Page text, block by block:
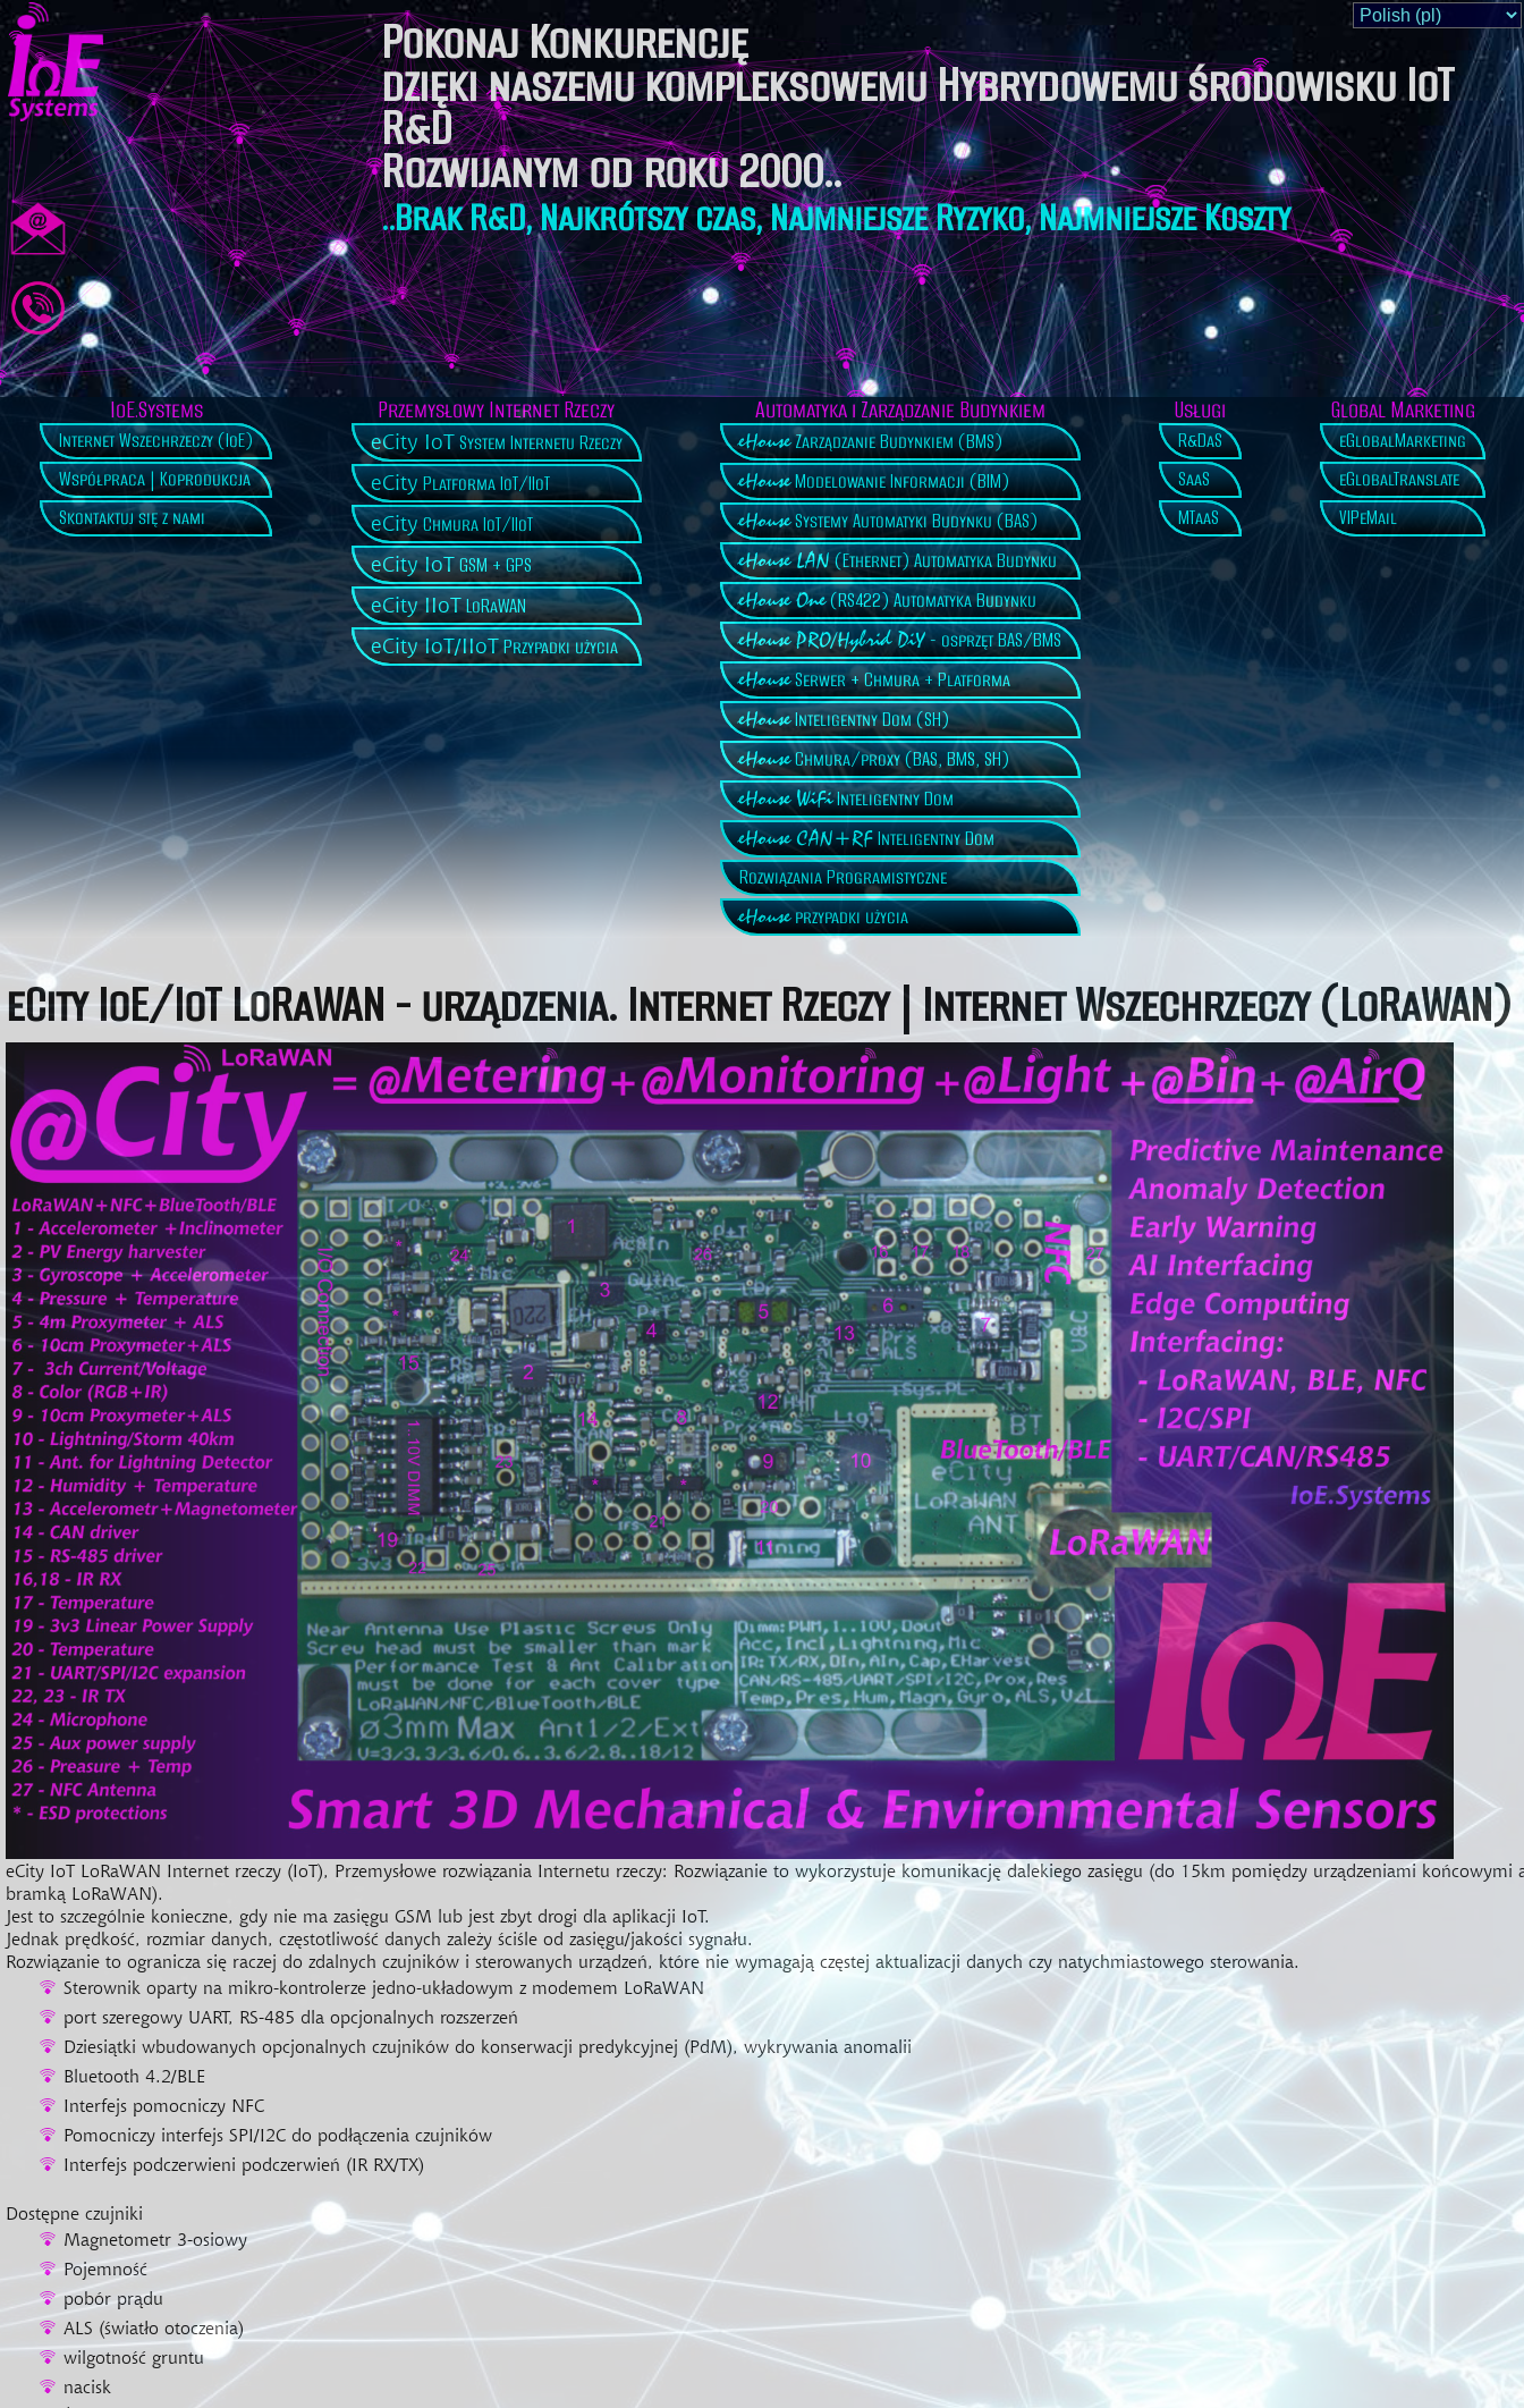
Pokonaj Konkurencję
dzięki naszemu kompleksowemu Hybrydowemu środowisku IoT
R&D
Rozwijanym od roku 2000..
..Brak R&D, Najkrótszy czas, Najmniejsze Ryzyko, Najmniejsze Koszty
IoE.Systems
Internet Wszechrzeczy (IoE)
Współpraca | Koprodukcja
Skontaktuj się z nami
Przemysłowy Internet Rzeczy
eCity IoTSystem Internetu Rzeczy
eCityPlatforma IoT/IIoT
eCityChmura IoT/IIoT
eCity IoTGSM + GPS
eCity IIoTLoRaWAN
eCity IoT/IIoTPrzypadki użycia
Automatyka i Zarządzanie Budynkiem
eHouseZarządzanie Budynkiem (BMS)
eHouseModelowanie Informacji (BIM)
eHouseSystemy Automatyki Budynku (BAS)
eHouse LAN(Ethernet) Automatyka Budynku
eHouse One(RS422) Automatyka Budynku
eHouse PRO/Hybrid DiY- osprzęt BAS/BMS
eHouseSerwer + Chmura + Platforma
eHouseInteligentny Dom (SH)
eHouseChmura/proxy (BAS, BMS, SH)
eHouse WiFiInteligentny Dom
eHouse CAN+RFInteligentny Dom
Rozwiązania Programistyczne
eHouseprzypadki użycia
Usługi
R&DaS
SaaS
MTaaS
Global Marketing
eGlobalMarketing
eGlobalTranslate
VIPeMail
eCity IoE/IoT LoRaWAN - urządzenia. Internet Rzeczy | Internet Wszechrzeczy (LoRaWAN)
eCity IoT LoRaWAN Internet rzeczy (IoT), Przemysłowe rozwiązania Internetu rzeczy: Rozwiązanie to wykorzystuje komunikację dalekiego zasięgu (do 15km pomiędzy urządzeniami końcowymi
bramką LoRaWAN).
Jest to szczególnie konieczne, gdy nie ma zasięgu GSM lub jest zbyt drogi dla aplikacji IoT.
Jednak prędkość, rozmiar danych, częstotliwość danych zależy ściśle od zasięgu/jakości sygnału.
Rozwiązanie to ogranicza się raczej do zdalnych czujników i sterowanych urządzeń, które nie wymagają częstej aktualizacji danych czy natychmiastowego sterowania.
Sterownik oparty na mikro-kontrolerze jedno-układowym z modemem LoRaWAN
port szeregowy UART, RS-485 dla opcjonalnych rozszerzeń
Dziesiątki wbudowanych opcjonalnych czujników do konserwacji predykcyjnej (PdM), wykrywania anomalii
Bluetooth 4.2/BLE
Interfejs pomocniczy NFC
Pomocniczy interfejs SPI/I2C do podłączenia czujników
Interfejs podczerwieni podczerwień (IR RX/TX)
Dostępne czujniki
Magnetometr 3-osiowy
Pojemność
pobór prądu
ALS (światło otoczenia)
wilgotność gruntu
nacisk